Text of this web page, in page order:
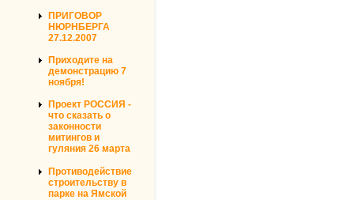
ПРИГОВОР
НЮРНБЕРГА
27.12.2007
Приходите на
демонстрацию 7
ноября!
Проект РОССИЯ -
что сказать о
законности
митингов и
гуляния 26 марта
Противодействие
строительству в
парке на Ямской